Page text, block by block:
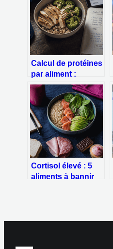
Calcul de protéines
par aliment :
1,6g/kg et 3 piliers
pour maîtriser vos
apports
Cortisol élevé : 5
aliments à bannir